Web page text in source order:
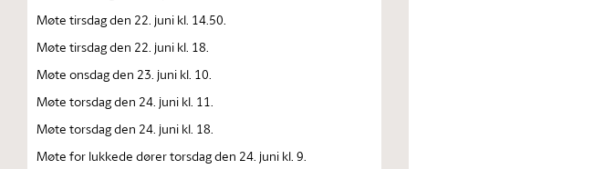
Møte tirsdag den 22. juni kl. 14.50.
Møte tirsdag den 22. juni kl. 18.
Møte onsdag den 23. juni kl. 10.
Møte torsdag den 24. juni kl. 11.
Møte torsdag den 24. juni kl. 18.
Møte for lukkede dører torsdag den 24. juni kl. 9.